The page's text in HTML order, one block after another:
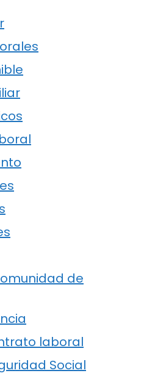
de
laboral
Social